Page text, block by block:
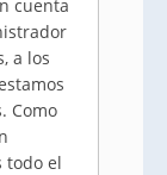
cuenta
a los
Como
todo el